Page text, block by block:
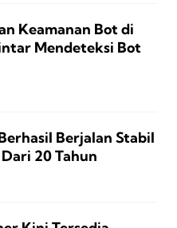
Keamanan Bot di
Mendeteksi Bot
Berjalan Stabil
20 Tahun